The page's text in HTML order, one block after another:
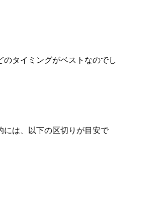
タイミングがベストなのでし
には、以下の区切りが目安で